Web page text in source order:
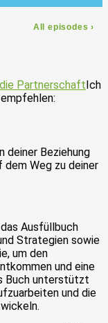
Ich
Beziehung
dem Weg zu deiner
Ausfüllbuch
Strategien sowie
um den
und eine
Buch unterstützt
und die